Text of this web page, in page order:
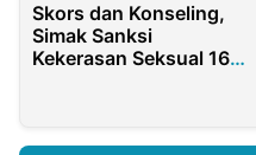
Skors dan Konseling,
Simak Sanksi
Kekerasan Seksual 16